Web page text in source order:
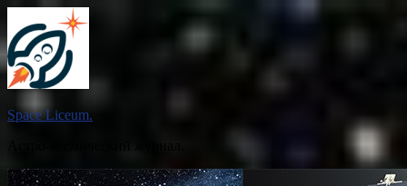
содержимому
Space Liceum.